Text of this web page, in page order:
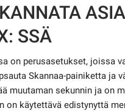
SSÄ
on perusasetukset, joissa
Skannaa-painiketta ja
muutaman sekunnin ja on
on käytettävä edistynyttä